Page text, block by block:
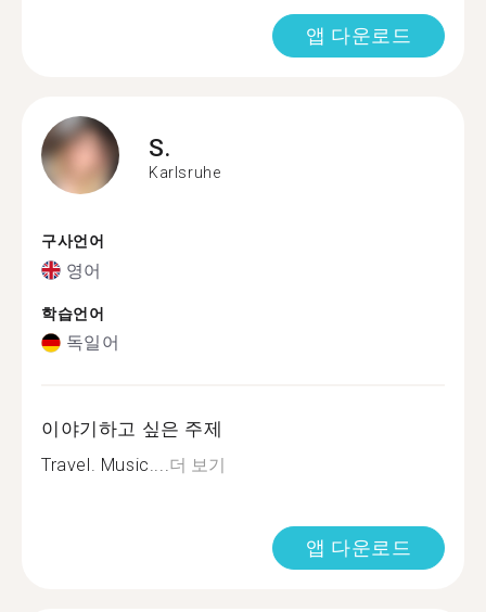
앱 다운로드
S.
Karlsruhe
구사언어
영어
학습언어
독일어
이야기하고 싶은 주제
Travel. Music....더 보기
앱 다운로드